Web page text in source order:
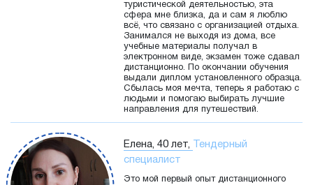
туристической деятельностью, эта
сфера мне близка, да и сам я люблю
всё, что связано с организацией отдыха.
Занимался не выходя из дома, все
учебные материалы получал в
электронном виде, экзамен тоже сдавал
дистанционно. По окончании обучения
выдали диплом установленного образца.
Сбылась моя мечта, теперь я работаю с
людьми и помогаю выбирать лучшие
направления для путешествий.
Елена, 40 лет,
Тендерный
специалист
Это мой первый опыт дистанционного